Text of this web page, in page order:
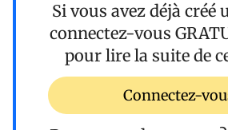
Si vous avez déjà créé
connectez-vous
pour lire la suite de
Connectez-